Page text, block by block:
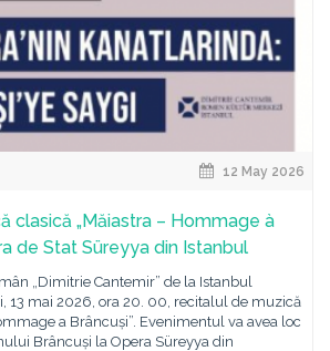
12 May 2026
clasică „Măiastra – Hommage à
de Stat Süreyya din Istanbul
„Dimitrie Cantemir” de la Istanbul
13 mai 2026, ora 20. 00, recitalul de muzică
a Brâncuși”. Evenimentul va avea loc
Brâncuși la Opera Süreyya din